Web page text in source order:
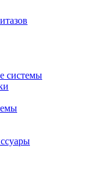
системы